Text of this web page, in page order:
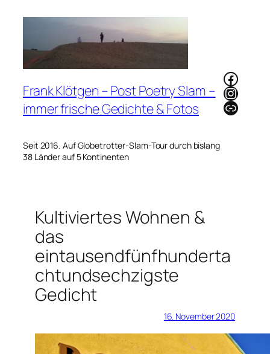
Frank Klötgen – Post Poetry Slam –
immer frische Gedichte & Fotos
Seit 2016. Auf Globetrotter-Slam-Tour durch bislang
38 Länder auf 5 Kontinenten
Link
Kultiviertes Wohnen &
das
eintausendfünfhunderta
chtundsechzigste
Gedicht
16. November 2020